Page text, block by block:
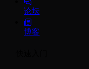
论坛
博客